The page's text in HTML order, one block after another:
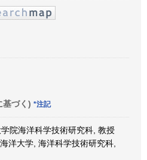
基づく) *注記
院海洋科学技術研究科, 教授
洋大学, 海洋科学技術研究科,